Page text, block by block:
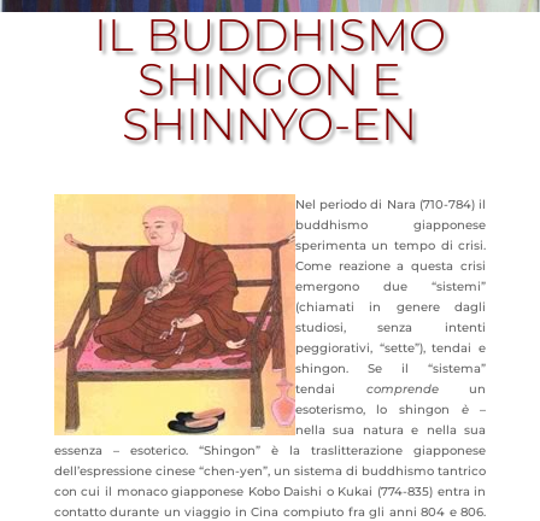
IL BUDDHISMO
SHINGON E
SHINNYO-EN
Nel periodo di Nara (710-784) il
buddhismo giapponese
sperimenta un tempo di crisi.
Come reazione a questa crisi
emergono due “sistemi”
(chiamati in genere dagli
studiosi, senza intenti
peggiorativi, “sette”), tendai e
shingon. Se il “sistema”
tendai comprendeun
esoterismo, lo shingon è–
nella sua natura e nella sua
essenza – esoterico. “Shingon” è la traslitterazione giapponese
dell’espressione cinese “chen-yen”, un sistema di buddhismo tantrico
con cui il monaco giapponese Kobo Daishi o Kukai (774-835) entra in
contatto durante un viaggio in Cina compiuto fra gli anni 804 e 806.